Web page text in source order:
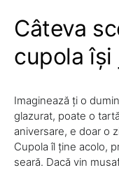
Câteva
cupola
Imaginează ți o
glazurat, poate o
aniversare, e doar o
Cupola îl ține acolo,
seară. Dacă vin